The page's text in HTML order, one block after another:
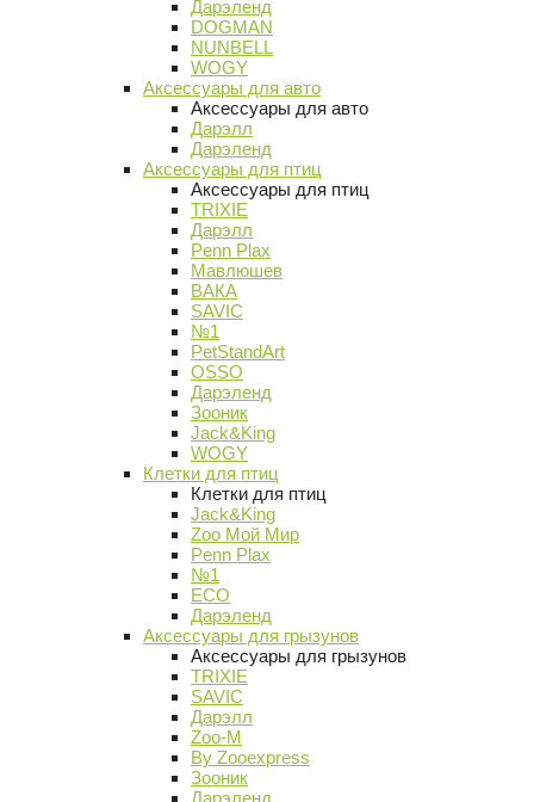
Дарэленд
DOGMAN
NUNBELL
WOGY
Аксессуары для авто
Аксессуары для авто
Дарэлл
Дарэленд
Аксессуары для птиц
Аксессуары для птиц
TRIXIE
Дарэлл
Penn Plax
Мавлюшев
ВАКА
SAVIC
№1
PetStandArt
OSSO
Дарэленд
Зооник
Jack&King
WOGY
Клетки для птиц
Клетки для птиц
Jack&King
Zoo Мой Мир
Penn Plax
№1
ECO
Дарэленд
Аксессуары для грызунов
Аксессуары для грызунов
TRIXIE
SAVIC
Дарэлл
Zoo-M
By Zooexpress
Зооник
Дарэленд